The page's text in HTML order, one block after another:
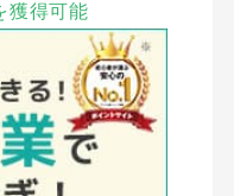
獲得可能